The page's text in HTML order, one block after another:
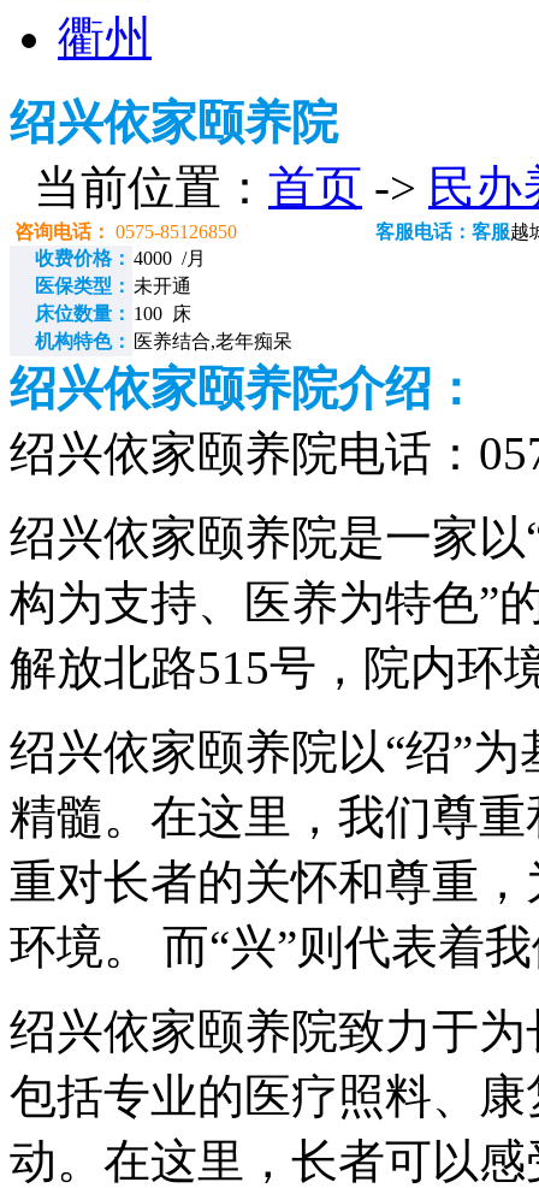
衢州
绍兴依家颐养院
当前位置： 首页 -> 民办
咨询电话： 0575-85126850 客服电话：客服越
收费价格： 4000 /月
医保类型： 未开通
床位数量： 100 床
机构特色： 医养结合,老年痴呆
绍兴依家颐养院介绍：
绍兴依家颐养院电话：
绍兴依家颐养院是一家
构为支持、医养为特色”
解放北路515号，院内环
绍兴依家颐养院以“绍”
精髓。在这里，我们尊
重对长者的关怀和尊重
环境。 而“兴”则代表着
绍兴依家颐养院致力于
包括专业的医疗照料、
动。在这里，长者可以